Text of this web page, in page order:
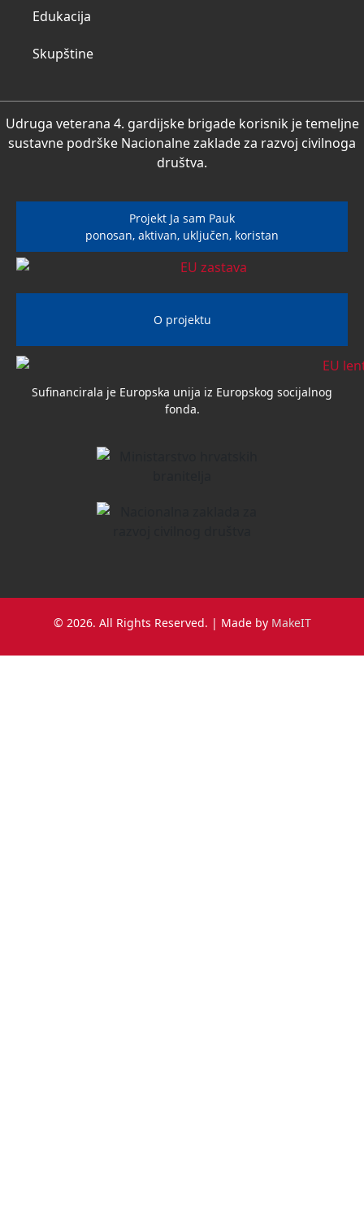
Edukacija
Skupštine
Udruga veterana 4. gardijske brigade korisnik je temeljne
sustavne podrške Nacionalne zaklade za razvoj civilnoga
društva.
Projekt Ja sam Pauk
ponosan, aktivan, uključen, koristan
O projektu
Sufinancirala je Europska unija iz Europskog socijalnog
fonda.
© 2026. All Rights Reserved. | Made by MakeIT